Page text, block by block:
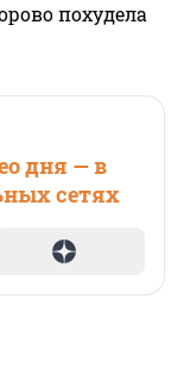
похудела
дня — в
сетях